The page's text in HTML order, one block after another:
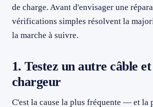
de charge. Avant d'envisager une
vérifications simples résolvent la
la marche à suivre.
1. Testez un autre câble
chargeur
C'est la cause la plus fréquente — et la
Charge lente soudaine, est-ce grave ?
Votre téléphone ne charge toujours pas ?